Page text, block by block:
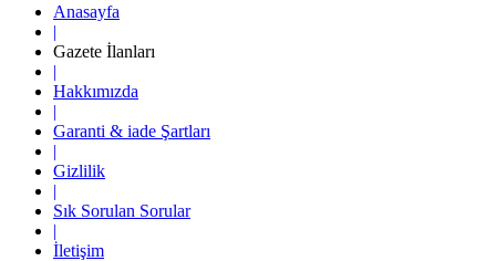
Anasayfa
|
Gazete İlanları
|
Hakkımızda
|
Garanti & iade Şartları
|
Gizlilik
|
Sık Sorulan Sorular
|
İletişim